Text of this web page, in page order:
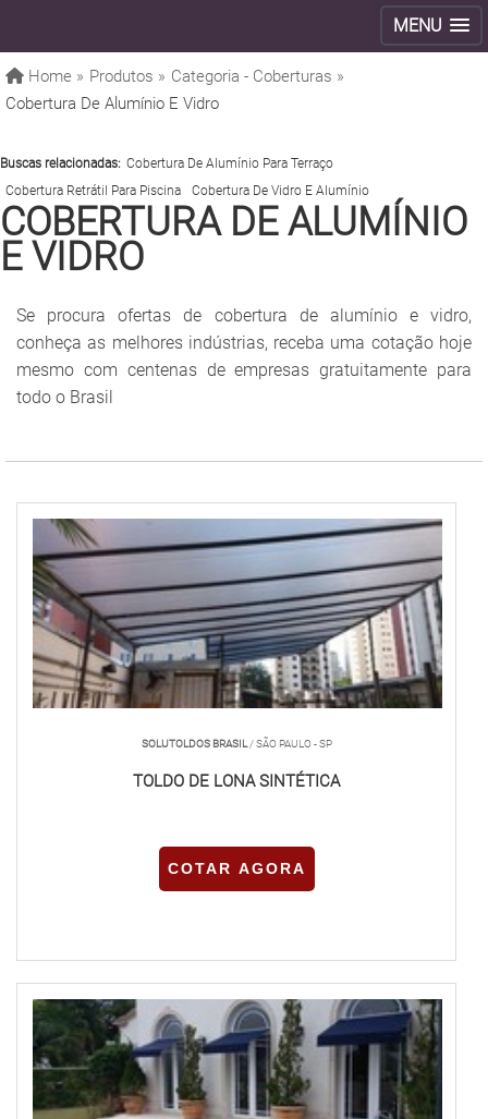
MENU
Home » Produtos » Categoria - Coberturas »
Cobertura De Alumínio E Vidro
Buscas relacionadas: Cobertura De Alumínio Para Terraço
Cobertura Retrátil Para Piscina
Cobertura De Vidro E Alumínio
COBERTURA DE ALUMÍNIO
E VIDRO
Se procura ofertas de cobertura de alumínio e vidro,
conheça as melhores indústrias, receba uma cotação hoje
mesmo com centenas de empresas gratuitamente para
todo o Brasil
SOLUTOLDOS BRASIL/ SÃO PAULO - SP
TOLDO DE LONA SINTÉTICA
COTAR AGORA